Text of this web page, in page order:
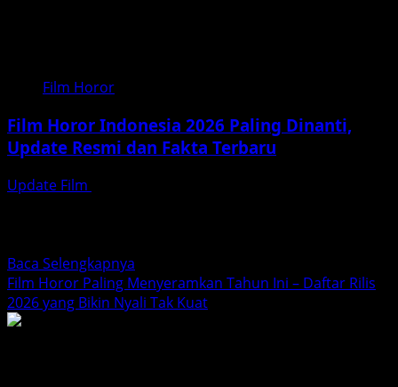
yang
Dibintangi
Film Horor
Film Horor Indonesia 2026 Paling Dinanti,
Update Resmi dan Fakta Terbaru
Update Film
Baca Selengkapnya
more
about
Film Horor Paling Menyeramkan Tahun Ini – Daftar Rilis
2026 yang Bikin Nyali Tak Kuat